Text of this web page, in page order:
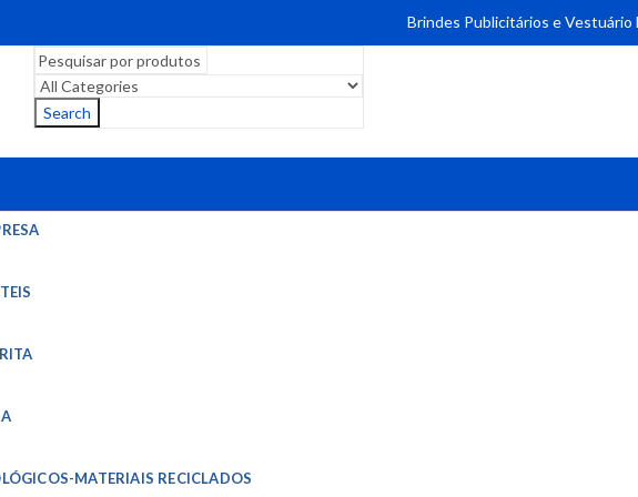
Brindes Publicitários e Vestuário
Search
MATERIAIS RECICLADOS